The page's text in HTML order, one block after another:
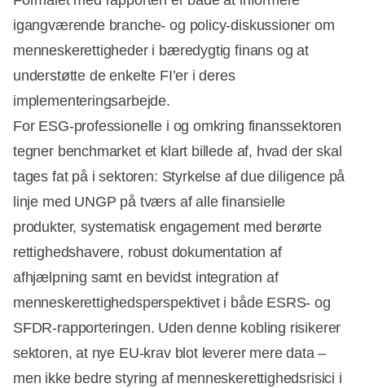
igangværende branche‑ og policy‑diskussioner om
menneskerettigheder i bæredygtig finans og at
understøtte de enkelte FI’er i deres
implementeringsarbejde.
For ESG‑professionelle i og omkring finanssektoren
tegner benchmarket et klart billede af, hvad der skal
tages fat på i sektoren: Styrkelse af due diligence på
linje med UNGP på tværs af alle finansielle
produkter, systematisk engagement med berørte
rettighedshavere, robust dokumentation af
afhjælpning samt en bevidst integration af
menneskerettighedsperspektivet i både ESRS‑ og
SFDR‑rapporteringen. Uden denne kobling risikerer
sektoren, at nye EU‑krav blot leverer mere data –
men ikke bedre styring af menneskerettighedsrisici i